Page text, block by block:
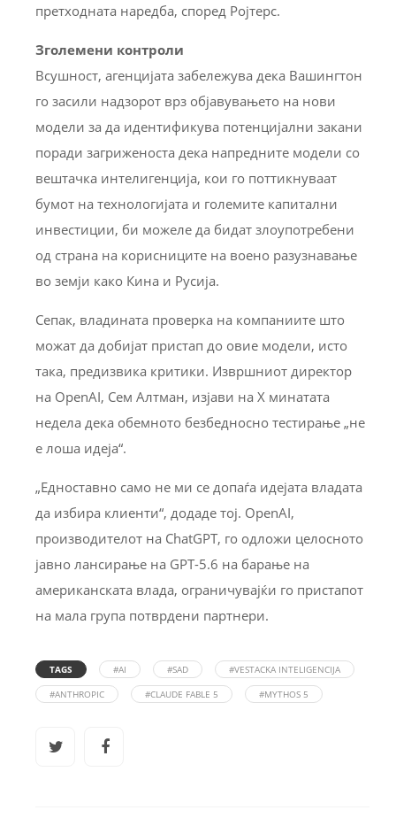
претходната наредба, според Ројтерс.
Зголемени контроли
Всушност, агенцијата забележува дека Вашингтон
го засили надзорот врз објавувањето на нови
модели за да идентификува потенцијални закани
поради загриженоста дека напредните модели со
вештачка интелигенција, кои го поттикнуваат
бумот на технологијата и големите капитални
инвестиции, би можеле да бидат злоупотребени
од страна на корисниците на воено разузнавање
во земји како Кина и Русија.
Сепак, владината проверка на компаниите што
можат да добијат пристап до овие модели, исто
така, предизвика критики. Извршниот директор
на OpenAI, Сем Алтман, изјави на X минатата
недела дека обемното безбедносно тестирање „не
е лоша идеја“.
„Едноставно само не ми се допаѓа идејата владата
да избира клиенти“, додаде тој. OpenAI,
производителот на ChatGPT, го одложи целосното
јавно лансирање на GPT-5.6 на барање на
американската влада, ограничувајќи го пристапот
на мала група потврдени партнери.
TAGS #AI #SAD
#VESTACKA INTELIGENCIJA
#ANTHROPIC
#CLAUDE FABLE 5 #MYTHOS 5